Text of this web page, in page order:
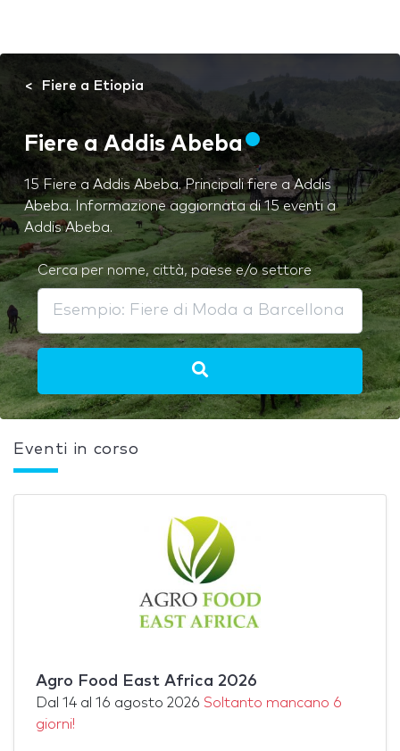
Fiere a Etiopia
Fiere a Addis Abeba
15 Fiere a Addis Abeba. Principali fiere a Addis
Abeba. Informazione aggiornata di 15 eventi a
Addis Abeba.
Cerca per nome, città, paese e/o settore
Eventi in corso
Agro Food East Africa 2026
Dal 14 al 16 agosto 2026 Soltanto mancano 6
giorni!